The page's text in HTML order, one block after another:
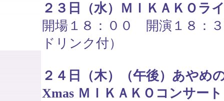
２３日（水）ＭＩＫＡＫＯラ
開場１８：００ 開演１８：
ドリンク付）
２４日（木）（午後）あや
Xmas ＭＩＫＡＫＯコンサ